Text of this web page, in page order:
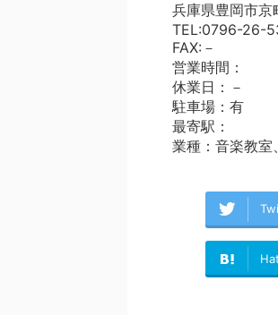
兵庫県豊岡市京
TEL:0796-26-
FAX:－
営業時間：
休業日：－
駐車場：有
最寄駅：
業種：音楽教室